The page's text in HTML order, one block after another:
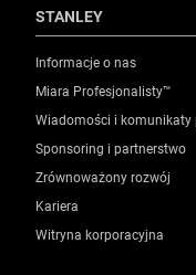
STANLEY
Informacje o nas
Miara Profesjonalisty™
Wiadomości i komunikaty
Sponsoring i partnerstwo
Zrównoważony rozwój
Kariera
Witryna korporacyjna